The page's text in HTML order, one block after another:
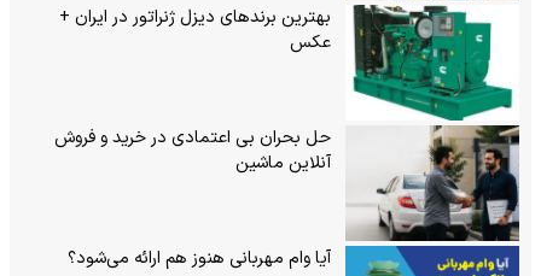
بهترین برندهای دیزل ژنراتور در ایران +
عکس
حل بحران بی‌ اعتمادی در خرید و فروش
آنلاین ماشین
آیا وام مهربانی هنوز هم ارائه می‌شود؟